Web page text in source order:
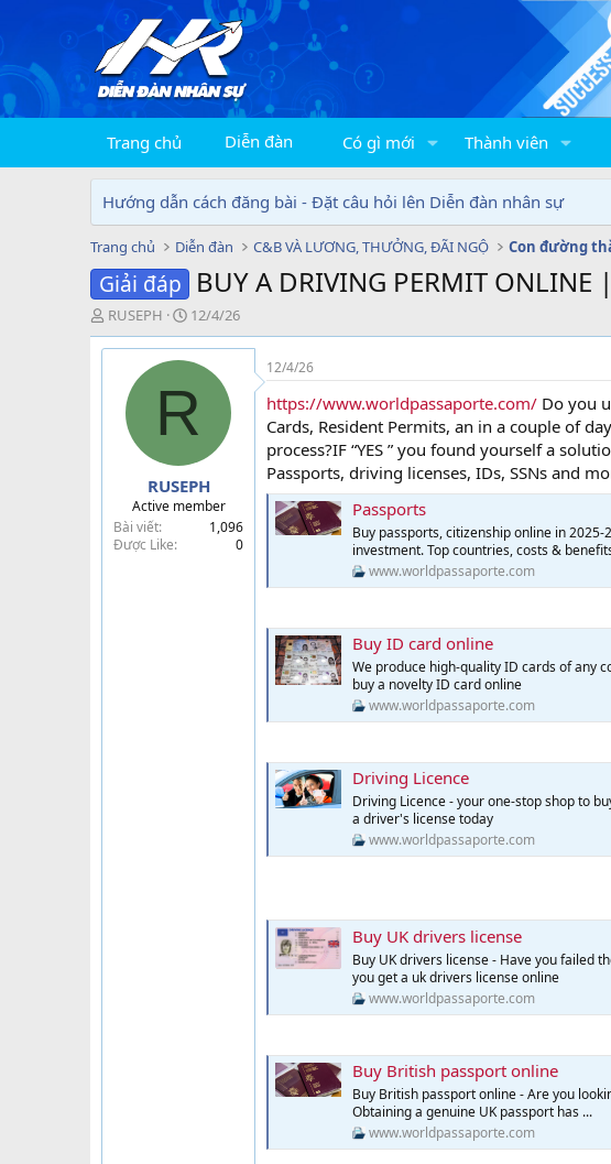
Trang chủ Diễn đàn Có gì mới Thành viên
Hướng dẫn cách đăng bài - Đặt câu hỏi lên Diễn đàn nhân sự
Trang chủ Diễn đàn C&B VÀ LƯƠNG, THƯỞNG, ĐÃI NGỘ Con đường
Giải đáp BUY A DRIVING PERMIT ONLINE
T
h
r
RUSEPH
N
g
à
g
ử
i
12/4/26
R
RUSEPH
Active member
Bài viết
1,096
Được Like
0
12/4/26
https://www.worldpassaporte.com/ Do you
Cards, Resident Permits, an in a couple of
process?IF “YES ” you found yourself a
Passports, driving licenses, IDs, SSNs and
Passports
Buy passports, citizenship online in
investment. Top countries, costs &
www.worldpassaporte.com
Buy ID card online
We produce high-quality ID cards of any
buy a novelty ID card online
www.worldpassaporte.com
Driving Licence
Driving Licence - your one-stop shop to
a driver's license today
www.worldpassaporte.com
Buy UK drivers license
Buy UK drivers license - Have you failed
you get a uk drivers license online
www.worldpassaporte.com
Buy British passport online
Buy British passport online - Are you
Obtaining a genuine UK passport has ...
www.worldpassaporte.com